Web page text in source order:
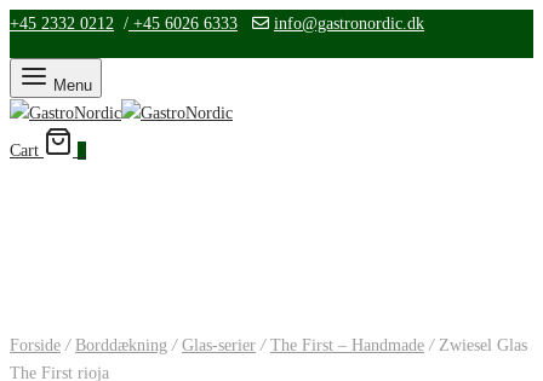
+45 2332 0212 / +45 6026 6333 info@gastronordic.dk
Menu
Cart
Forside / Borddækning / Glas-serier / The First – Handmade /Zwiesel Glas
The First rioja